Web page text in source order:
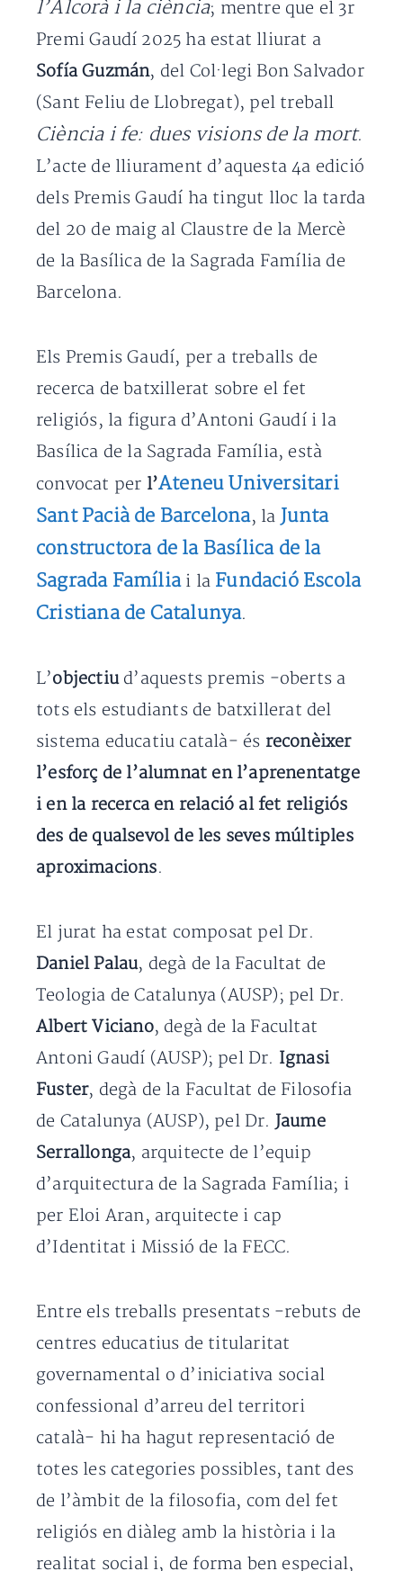
l’Alcorà i la ciència; mentre que el 3r
Premi Gaudí 2025 ha estat lliurat a
Sofía Guzmán, del Col·legi Bon Salvador
(Sant Feliu de Llobregat), pel treball
Ciència i fe: dues visions de la mort.
L’acte de lliurament d’aquesta 4a edició
dels Premis Gaudí ha tingut lloc la tarda
del 20 de maig al Claustre de la Mercè
de la Basílica de la Sagrada Família de
Barcelona.
Els Premis Gaudí, per a treballs de
recerca de batxillerat sobre el fet
religiós, la figura d’Antoni Gaudí i la
Basílica de la Sagrada Família, està
convocat per l’Ateneu Universitari
Sant Pacià de Barcelona, la Junta
constructora de la Basílica de la
Sagrada Famíliai la Fundació Escola
Cristiana de Catalunya.
L’objectiud’aquests premis -oberts a
tots els estudiants de batxillerat del
sistema educatiu català- és reconèixer
l’esforç de l’alumnat en l’aprenentatge
i en la recerca en relació al fet religiós
des de qualsevol de les seves múltiples
aproximacions.
El jurat ha estat composat pel Dr.
Daniel Palau, degà de la Facultat de
Teologia de Catalunya (AUSP); pel Dr.
Albert Viciano, degà de la Facultat
Antoni Gaudí (AUSP); pel Dr. Ignasi
Fuster, degà de la Facultat de Filosofia
de Catalunya (AUSP), pel Dr. Jaume
Serrallonga, arquitecte de l’equip
d’arquitectura de la Sagrada Família; i
per Eloi Aran, arquitecte i cap
d’Identitat i Missió de la FECC.
Entre els treballs presentats -rebuts de
centres educatius de titularitat
governamental o d’iniciativa social
confessional d’arreu del territori
català- hi ha hagut representació de
totes les categories possibles, tant des
de l’àmbit de la filosofia, com del fet
religiós en diàleg amb la història i la
realitat social i, de forma ben especial,